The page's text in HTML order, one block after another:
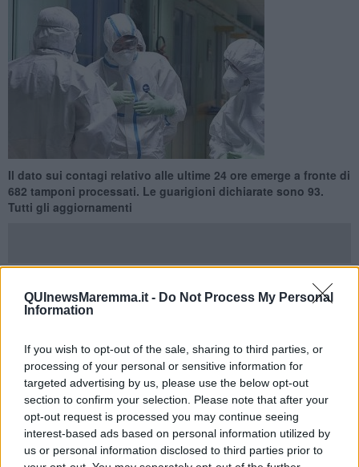
QUInewsMaremma.it - Do Not Process My Personal
Information
If you wish to opt-out of the sale, sharing to third parties, or
processing of your personal or sensitive information for
targeted advertising by us, please use the below opt-out
section to confirm your selection. Please note that after your
opt-out request is processed you may continue seeing
interest-based ads based on personal information utilized by
us or personal information disclosed to third parties prior to
Il dato sui contagi relativo alle ultime 24 ore emerge a fronte di
682 tamponi processati. Le guarigioni dichiarate sono 93.
Tutti gli aggiornamenti
PROVINCIA DI GROSSETO —
Su 682 tamponi processati nelle
3, Campagnatico 4, Capalbio 1, Castel Del Piano 3, Castell'Azzara
1, Castiglione Della Pescaia 2, Cinigiano 1, Civitella Paganico 4,
Follonica 12, Gavorrano 3,Grosseto 46, Magliano In Toscana 2,
Manciano 7, Massa Marittima 6, Monte Argentario 10, Montieri 1,
Orbetello 9, Roccastrada 5, Scansano 2, Scarlino 6, Seggiano 1.
Non si registra alcun ulteriore decesso.
I numeri arrivano col bollettino emesso quotidianamente dalla